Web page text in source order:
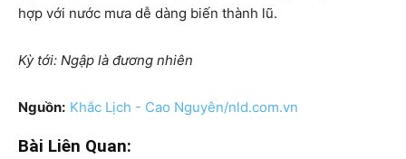
hợp với nước mưa dễ dàng biến thành lũ.
Kỳ tới: Ngập là đương nhiên
Nguồn: Khắc Lịch - Cao Nguyên/nld.com.vn
Bài Liên Quan: